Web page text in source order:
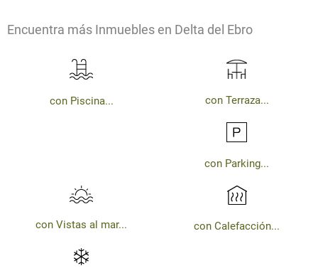
Encuentra más Inmuebles en Delta del Ebro
con Piscina... con Terraza...
con Parking...
con Vistas al mar... con Calefacción...